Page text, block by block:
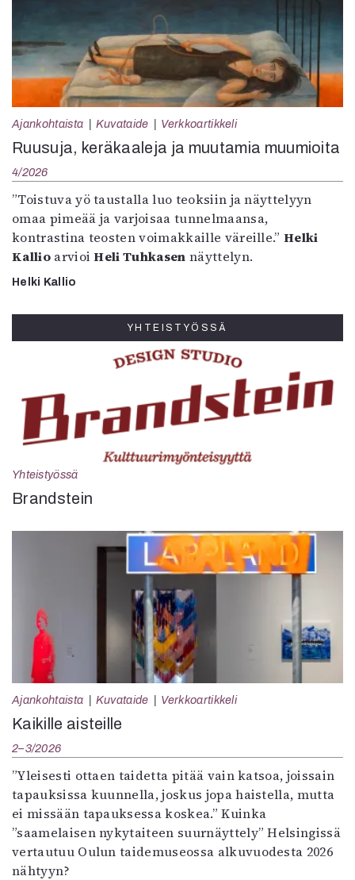
Ajankohtaista Kuvataide Verkkoartikkeli
Ruusuja, keräkaaleja ja muutamia muumioita
4/2026
”Toistuva yö taustalla luo teoksiin ja näyttelyyn
omaa pimeää ja varjoisaa tunnelmaansa,
kontrastina teosten voimakkaille väreille.”Helki
KallioarvioiHeli Tuhkasen näyttelyn.
Helki Kallio
YHTEISTYÖSSÄ
Yhteistyössä
Brandstein
Ajankohtaista Kuvataide Verkkoartikkeli
Kaikille aisteille
2–3/2026
”Yleisesti ottaen taidetta pitää vain katsoa, joissain
tapauksissa kuunnella, joskus jopa haistella, mutta
ei missään tapauksessa koskea.” Kuinka
”saamelaisen nykytaiteen suurnäyttely” Helsingissä
vertautuu Oulun taidemuseossa alkuvuodesta 2026
nähtyyn?